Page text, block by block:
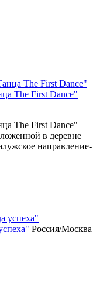
The First Dance"
The First Dance"
в деревне
направление-
Россия/Москва